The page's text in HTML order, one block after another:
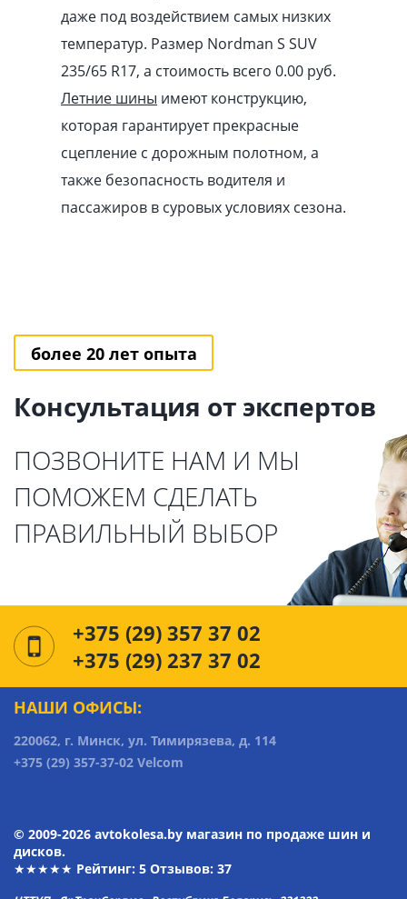
даже под воздействием самых низких
температур. Размер Nordman S SUV
235/65 R17, а стоимость всего 0.00 pуб.
Летние шины имеют конструкцию,
которая гарантирует прекрасные
сцепление с дорожным полотном, а
также безопасность водителя и
пассажиров в суровых условиях сезона.
более 20 лет опыта
Консультация от экспертов
ПОЗВОНИТЕ НАМ И МЫ
ПОМОЖЕМ СДЕЛАТЬ
ПРАВИЛЬНЫЙ ВЫБОР
+375 (29) 357 37 02
+375 (29) 237 37 02
НАШИ ОФИСЫ:
220062, г. Минск, ул. Тимирязева, д. 114
+375 (29) 357-37-02 Velcom
© 2009-2026 avtokolesa.by магазин по продаже шин и
дисков.
★★★★★ Рейтинг: 5 Отзывов: 37